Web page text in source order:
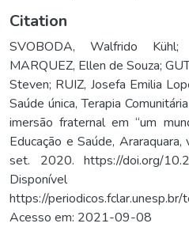
Citation
SVOBODA, Walfrido
MARQUEZ, Ellen de Souza;
Steven; RUIZ, Josefa Emilia
Saúde única, Terapia
imersão fraternal em “um
Educação e Saúde,
set. 2020. https://doi.org/
https://
Acesso em: 2021-09-08